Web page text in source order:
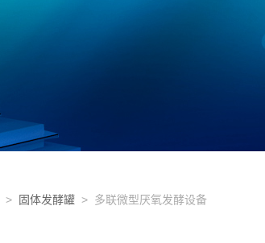
> 固体发酵罐 > 多联微型厌氧发酵设备